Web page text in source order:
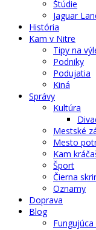
Štúdie
Jaguar
História
Kam v Nitre
Tipy na
Podniky
Podujatia
Kiná
Správy
Kultúra
Mestské
Mesto
Kam
Šport
Čierna
Oznamy
Doprava
Blog